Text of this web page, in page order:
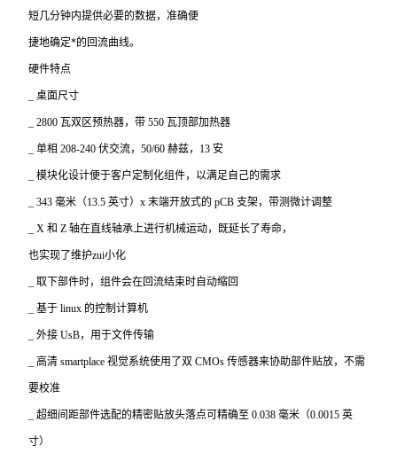
短几分钟内提供必要的数据，准确便
捷地确定*的回流曲线。
硬件特点
_桌面尺寸
_ 2800 瓦双区预热器，带 550 瓦顶部加热器
_单相 208-240 伏交流，50/60 赫兹，13 安
_模块化设计便于客户定制化组件，以满足自己的需求
_ 343毫米（13.5 英寸）x 末端开放式的 pCB 支架，带测微计调整
_ X和 Z 轴在直线轴承上进行机械运动，既延长了寿命，
也实现了维护zui小化
_取下部件时，组件会在回流结束时自动缩回
_基于 linux 的控制计算机
_外接 UsB，用于文件传输
高清 smartplace 视觉系统使用了双 CMOs 传感器来协助部件贴放，不需
要校准
_超细间距部件选配的精密贴放头落点可精确至 0.038 毫米（0.0015 英
寸）